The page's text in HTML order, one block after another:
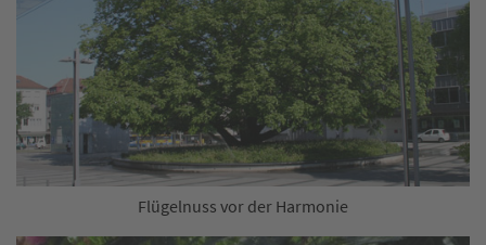
Flügelnuss vor der Harmonie